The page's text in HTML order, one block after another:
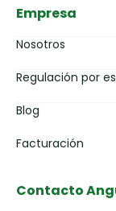
Empresa
Nosotros
Regulación por
Blog
Facturación
Contacto